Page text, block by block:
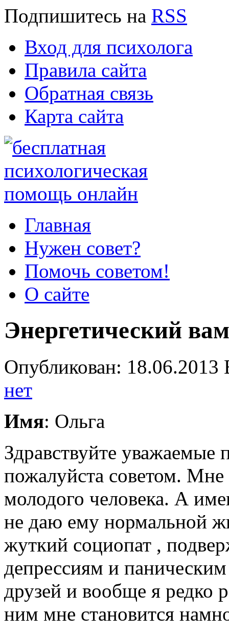
Подпишитесь на RSS
Вход для психолога
Правила сайта
Обратная связь
Карта сайта
Главная
Нужен совет?
Помочь советом!
О сайте
Энергетический
Опубликован:
нет
Имя: Ольга
Здравствуйте уважаемые
пожалуйста советом. Мне
молодого человека. А
не даю ему нормальной
жуткий социопат ,
депрессиям и
друзей и вообще я редко
ним мне становится